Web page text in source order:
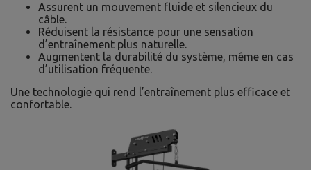
Assurent un mouvement fluide et silencieux du
câble.
Réduisent la résistance pour une sensation
d’entraînement plus naturelle.
Augmentent la durabilité du système, même en cas
d’utilisation fréquente.
Une technologie qui rend l’entraînement plus efficace et
confortable.